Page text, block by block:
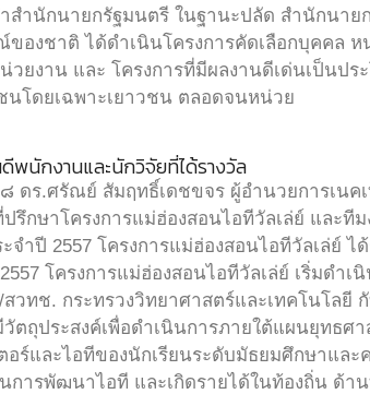
สำนักนายกรัฐมนตรี ในฐานะปลัด สำนักนา
ของชาติ ได้ดำเนินโครงการคัดเลือกบุคคล ห
วยงาน และ โครงการที่มีผลงานดีเด่นเป็นป
นโดยเฉพาะเยาวชน ตลอดจนหน่วย
พนักงานและนักวิจัยที่ได้รางวัล
ร.ศรัณย์ สัมฤทธิ์เดชขจร ผู้อำนวยการเนค
รึกษาโครงการแม่ฮ่องสอนไอทีวัลเล่ย์ และที
จำปี 2557 โครงการแม่ฮ่องสอนไอทีวัลเล่ย์
โครงการแม่ฮ่องสอนไอทีวัลเล่ย์ เริ่มดำ
สวทช. กระทรวงวิทยาศาสตร์และเทคโนโล
ตถุประสงค์เพื่อดำเนินการภายใต้แผนยุทธ
ร์และไอทีของนักเรียนระดับมัธยมศึกษาแล
การพัฒนาไอที และเกิดรายได้ในท้องถิ่น ด้า